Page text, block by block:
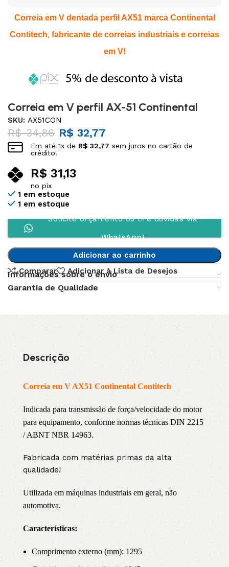
Correia em V dentada perfil AX51 marca Continental
Contitech, fabricante de correias industriais e correias
em V!
Correia em V perfil AX-51 Continental
SKU:AX51CON
R$34,86 R$ 32,77
Em até1x de R$ 32,77 sem juros no cartão de
crédito!
R$ 31,13
no pix
1 em estoque
1 em estoque
Solicite orçamento ou tire dúvidas via
WhatsApp!
Adicionar ao carrinho
Comparar
Adicionar à Lista de Desejos
Informações sobre o envio
Garantia de Qualidade
Descrição
Correia em V AX51 Continental Contitech
Indicada para transmissão de força/velocidade do motor
para equipamento, conforme normas técnicas DIN 2215
/ ABNT NBR 14963.
Fabricada com matérias primas da alta
qualidade!
Utilizada em máquinas industriais em geral, não
automotiva.
Características:
Comprimento externo (mm): 1295